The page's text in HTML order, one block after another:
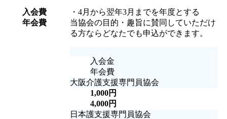
入会費
年会費
・4月から翌年3月までを年度とする
当協会の目的・趣旨に賛同していただけ
る方ならどなたでも申込ができます。
入会金
年会費
大阪介護支援専門員協会
1,000円
4,000円
日本護支援専門員協会